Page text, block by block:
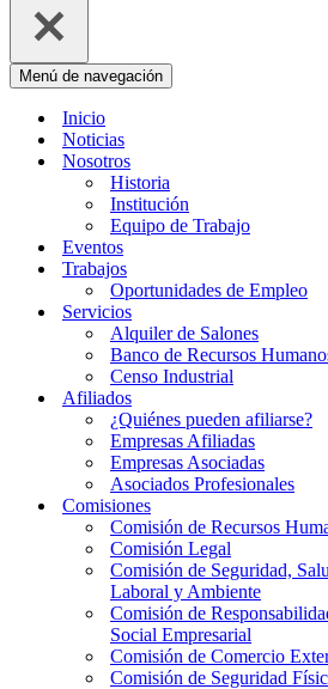
Menú de navegación
Inicio
Noticias
Nosotros
Historia
Institución
Equipo de Trabajo
Eventos
Trabajos
Oportunidades de Empleo
Servicios
Alquiler de Salones
Banco de Recursos
Censo Industrial
Afiliados
¿Quiénes pueden afiliarse?
Empresas Afiliadas
Empresas Asociadas
Asociados Profesionales
Comisiones
Comisión de Recursos
Comisión Legal
Comisión de Seguridad,
Laboral y Ambiente
Comisión de
Social Empresarial
Comisión de Comercio
Comisión de Seguridad